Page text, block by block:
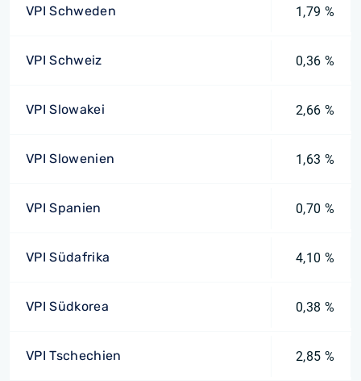
VPI Schweden 1,79 %
VPI Schweiz 0,36 %
VPI Slowakei 2,66 %
VPI Slowenien 1,63 %
VPI Spanien 0,70 %
VPI Südafrika 4,10 %
VPI Südkorea 0,38 %
VPI Tschechien 2,85 %